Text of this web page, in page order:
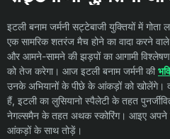
इटली बनाम जर्मनी सट्टेबाजी युक्तियों में
एक सामरिक शतरंज मैच होने का वादा करने
और आमने-सामने की झड़पों का आगामी विश्लेषण
को तेज करेगा। आज इटली बनाम जर्मनी की
उनके अभियानों के पीछे के आंकड़ों को खोलेंगे।
हैं, इटली का लुसियानो स्पैलेटी के तहत
नेगल्समैन के तहत अथक स्कोरिंग। आइए अपने
आंकड़ों के साथ तोड़ें।